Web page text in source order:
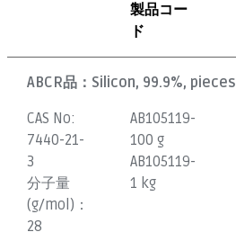
製品コー
ド
ABCR品： Silicon, 99.9%,
CAS No:
7440-21-
3
分子量
(g/mol)：
28
AB105119-
100 g
AB105119-
1 kg